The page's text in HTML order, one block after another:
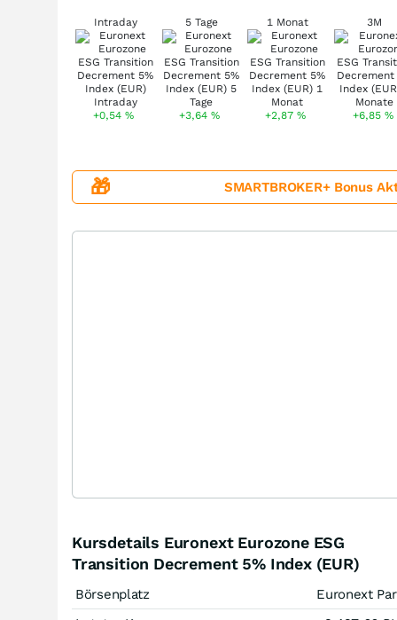
Intraday
+0,54%
5 Tage
+3,64%
1 Monat
+2,87%
3M
+6,85 %
🎁 SMARTBROKER+ Bonus
Kursdetails Euronext Eurozone ESG
Transition Decrement 5% Index (EUR)
Börsenplatz
Euronext